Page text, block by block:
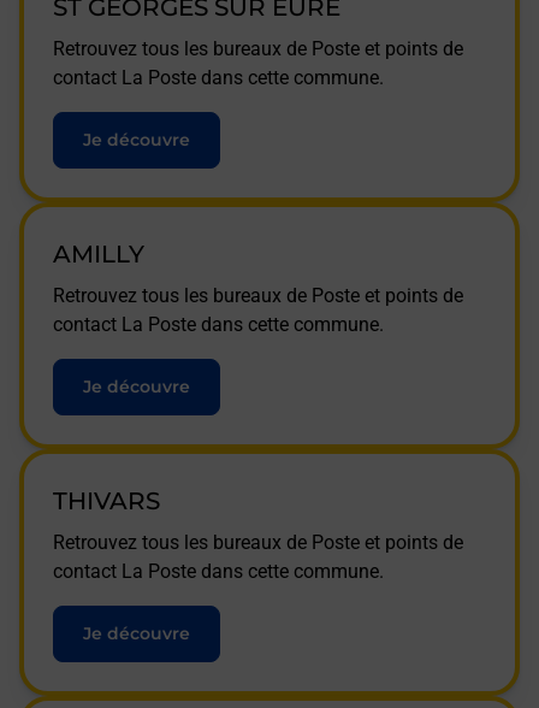
ST GEORGES SUR EURE
Retrouvez tous les bureaux de Poste et points de
contact La Poste dans cette commune.
Je découvre
AMILLY
Retrouvez tous les bureaux de Poste et points de
contact La Poste dans cette commune.
Je découvre
THIVARS
Retrouvez tous les bureaux de Poste et points de
contact La Poste dans cette commune.
Je découvre